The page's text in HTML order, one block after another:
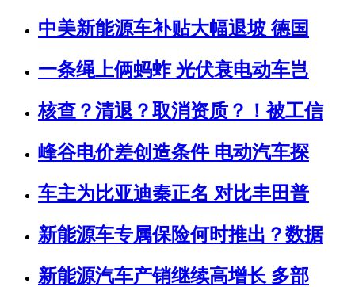
中美新能源车补贴大幅退坡 德国
一条绳上俩蚂蚱 光伏衰电动车岂
核查？清退？取消资质？！被工信
峰谷电价差创造条件 电动汽车探
车主为比亚迪秦正名 对比丰田普
新能源车专属保险何时推出？数据
新能源汽车产销继续高增长 多部